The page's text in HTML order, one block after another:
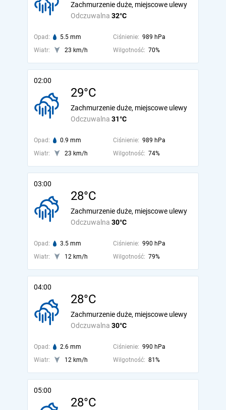
Odczuwalna 32°C
Zachmurzenie duże, miejscowe ulewy
Opad: 5.5 mm Ciśnienie: 989 hPa
Wiatr:
23 km/h Wilgotność: 70%
02:00
29°C
Odczuwalna 31°C
Zachmurzenie duże, miejscowe ulewy
Opad: 0.9 mm Ciśnienie: 989 hPa
Wiatr:
23 km/h Wilgotność: 74%
03:00
28°C
Odczuwalna 30°C
Zachmurzenie duże, miejscowe ulewy
Opad: 3.5 mm Ciśnienie: 990 hPa
Wiatr:
12 km/h Wilgotność: 79%
04:00
28°C
Odczuwalna 30°C
Zachmurzenie duże, miejscowe ulewy
Opad: 2.6 mm Ciśnienie: 990 hPa
Wiatr:
12 km/h Wilgotność: 81%
05:00
28°C